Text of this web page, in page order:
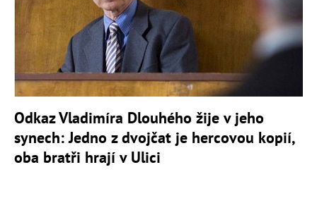
Odkaz Vladimíra Dlouhého žije v jeho
synech: Jedno z dvojčat je hercovou kopií,
oba bratři hrají v Ulici